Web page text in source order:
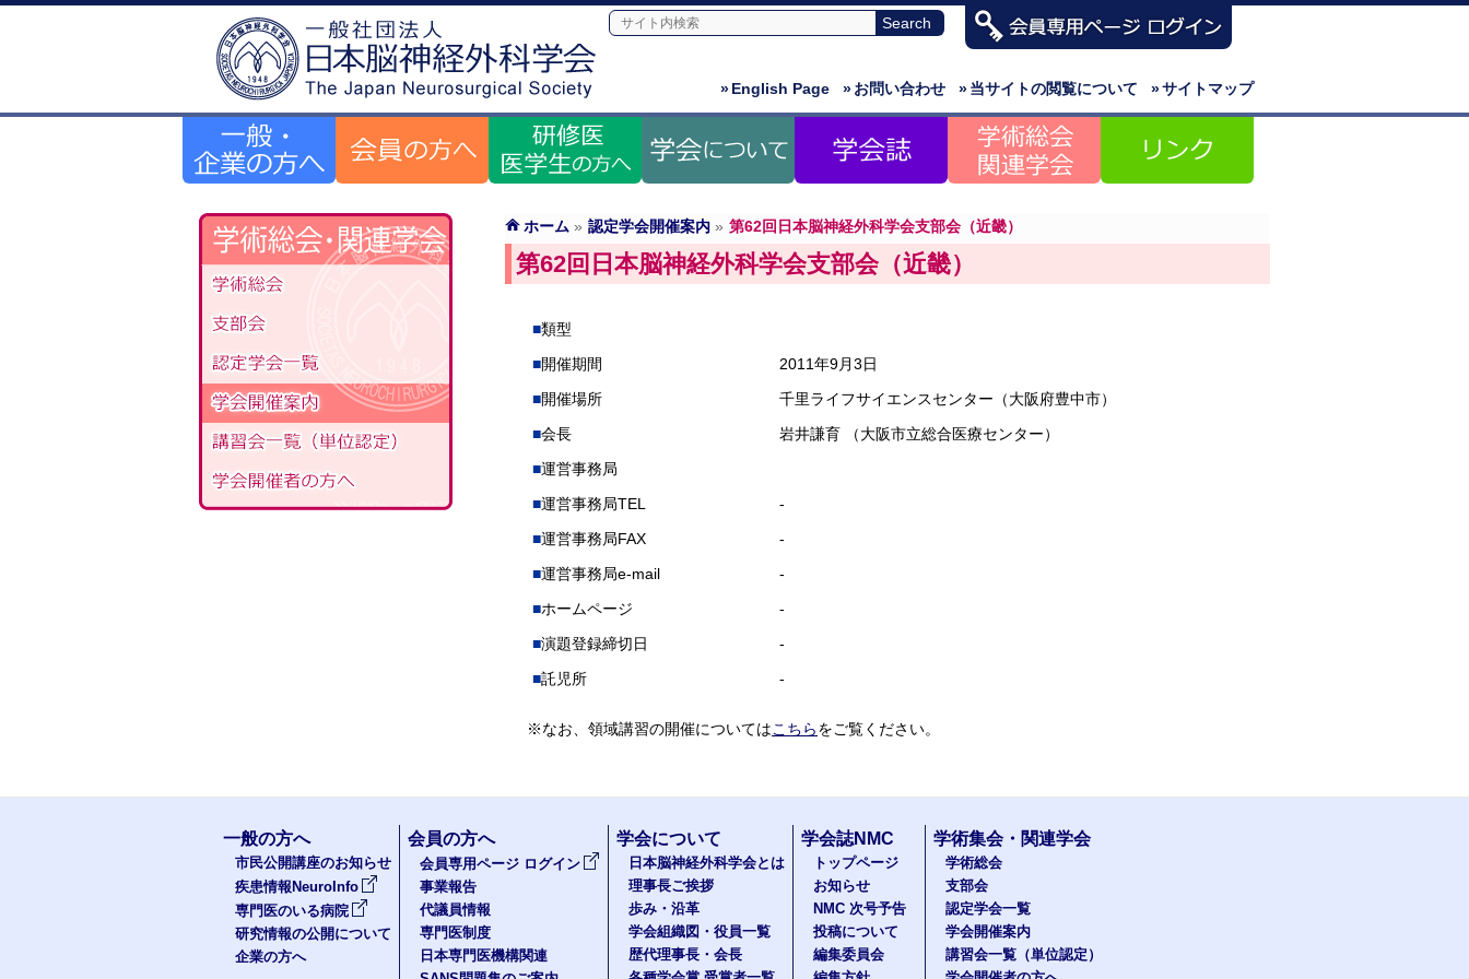
»サイトマップ
»当サイトの閲覧について
»お問い合わせ
»English Page
ホーム » 認定学会開催案内 » 第62回日本脳神経外科学会支部会（近畿）
第62回日本脳神経外科学会支部会（近畿）
類型
開催期間
2011年9月3日
開催場所
千里ライフサイエンスセンター（大阪府豊中市）
会長
岩井謙育 （大阪市立総合医療センター）
運営事務局
運営事務局TEL
-
運営事務局FAX
-
運営事務局e-mail
-
ホームページ
-
演題登録締切日
-
託児所
-
※なお、領域講習の開催についてはこちらをご覧ください。
一般の方へ
市民公開講座のお知らせ
疾患情報NeuroInfo
専門医のいる病院
研究情報の公開について
企業の方へ
会員の方へ
会員専用ページ ログイン
事業報告
代議員情報
専門医制度
日本専門医機構関連
学会について
日本脳神経外科学会とは
理事長ご挨拶
歩み・沿革
学会組織図・役員一覧
歴代理事長・会長
学会誌NMC
トップページ
お知らせ
NMC 次号予告
投稿について
編集委員会
学術集会・関連学会
学術総会
支部会
認定学会一覧
学会開催案内
講習会一覧（単位認定）